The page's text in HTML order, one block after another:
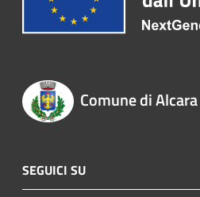
Comune di
SEGUICI SU